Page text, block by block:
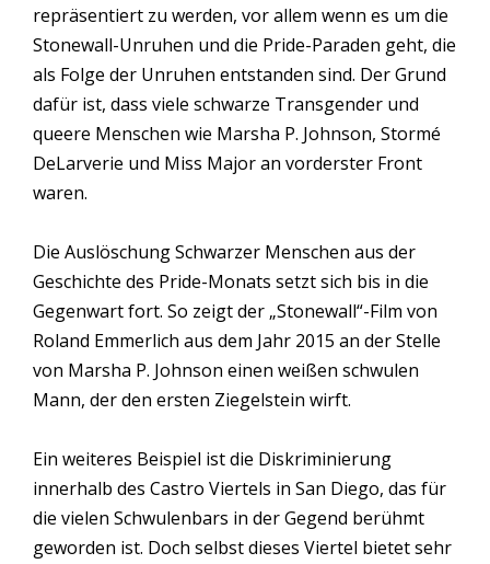
repräsentiert zu werden, vor allem wenn es um die
Stonewall-Unruhen und die Pride-Paraden geht, die
als Folge der Unruhen entstanden sind. Der Grund
dafür ist, dass viele schwarze Transgender und
queere Menschen wie Marsha P. Johnson, Stormé
DeLarverie und Miss Major an vorderster Front
waren.
Die Auslöschung Schwarzer Menschen aus der
Geschichte des Pride-Monats setzt sich bis in die
Gegenwart fort. So zeigt der „Stonewall“-Film von
Roland Emmerlich aus dem Jahr 2015 an der Stelle
von Marsha P. Johnson einen weißen schwulen
Mann, der den ersten Ziegelstein wirft.
Ein weiteres Beispiel ist die Diskriminierung
innerhalb des Castro Viertels in San Diego, das für
die vielen Schwulenbars in der Gegend berühmt
geworden ist. Doch selbst dieses Viertel bietet sehr